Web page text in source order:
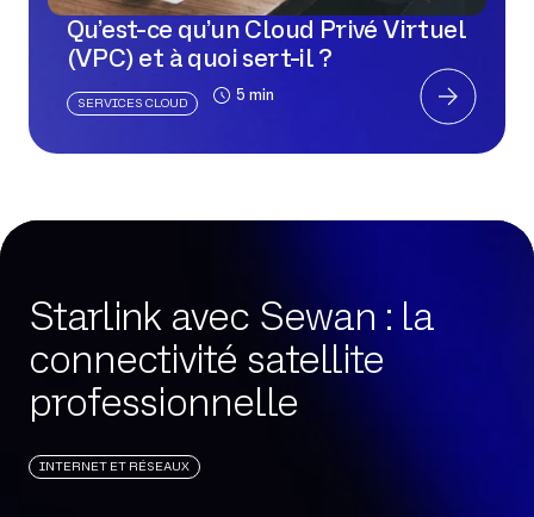
Qu’est-ce qu’un Cloud Privé Virtuel
(VPC) et à quoi sert-il ?
SERVICES CLOUD 5 min
Starlink avec Sewan : la
connectivité satellite
professionnelle
INTERNET ET RÉSEAUX